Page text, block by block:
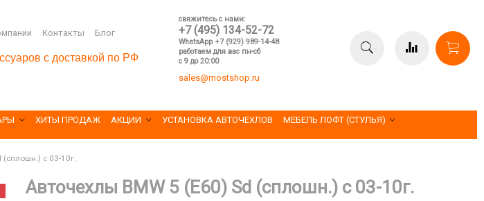
Контакты Блог
с доставкой по РФ
свяжитесь с нами:
+7 (495) 134-52-72
WhatsApp +7 (929) 989-14-48
работаем для вас пн-сб
с 9 до 20:00
sales@mostshop.ru
ХИТЫ ПРОДАЖ АКЦИИ УСТАНОВКА АВТОЧЕХЛОВ МЕБЕЛЬ ЛОФТ (СТУЛЬЯ)
(сплошн.) с 03-10г.
5%
Авточехлы BMW 5 (E60) Sd (сплошн.) с 03-10г.